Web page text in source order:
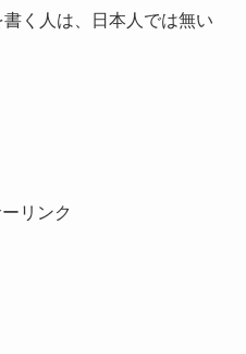
く人は、日本人では無い
リンク